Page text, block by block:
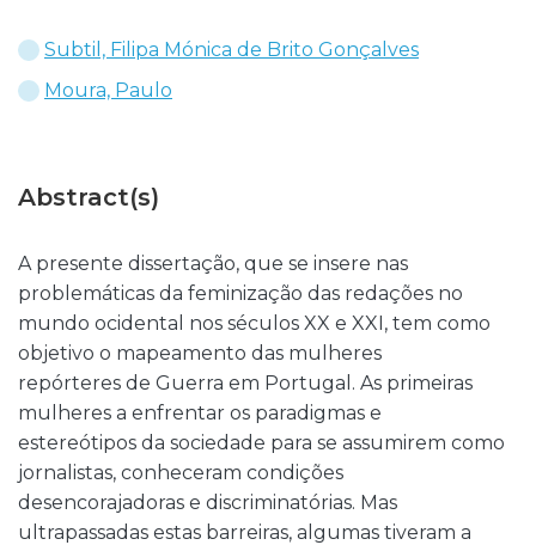
Subtil, Filipa Mónica de Brito Gonçalves
Moura, Paulo
Abstract(s)
A presente dissertação, que se insere nas
problemáticas da feminização das redações no
mundo ocidental nos séculos XX e XXI, tem como
objetivo o mapeamento das mulheres
repórteres de Guerra em Portugal. As primeiras
mulheres a enfrentar os paradigmas e
estereótipos da sociedade para se assumirem como
jornalistas, conheceram condições
desencorajadoras e discriminatórias. Mas
ultrapassadas estas barreiras, algumas tiveram a